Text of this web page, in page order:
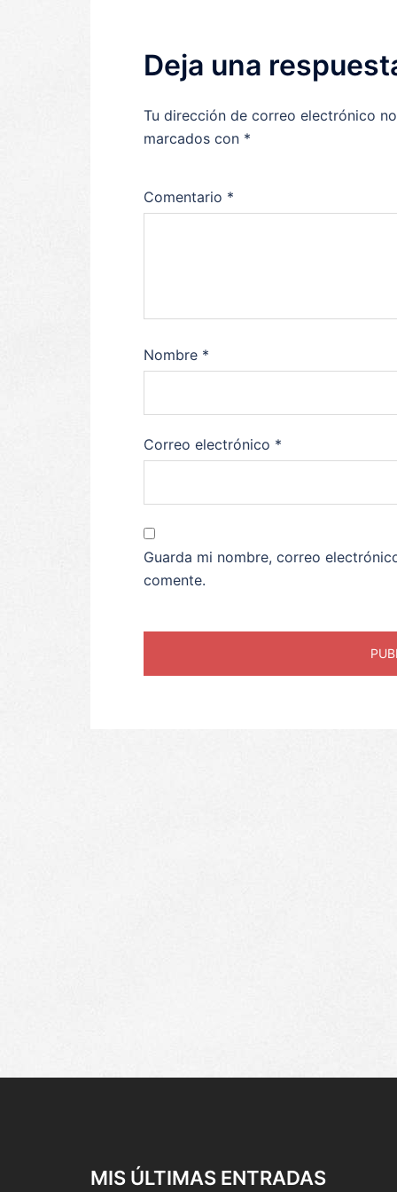
Deja una
Tu dirección de correo electrónico
marcados con *
Comentario *
Nombre *
Correo electrónico *
Guarda mi nombre, correo
comente.
MIS ÚLTIMAS ENTRADAS